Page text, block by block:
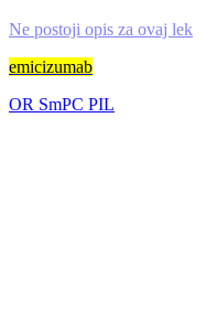
Ne postoji opis za ovaj lek
emicizumab
OR SmPC PIL